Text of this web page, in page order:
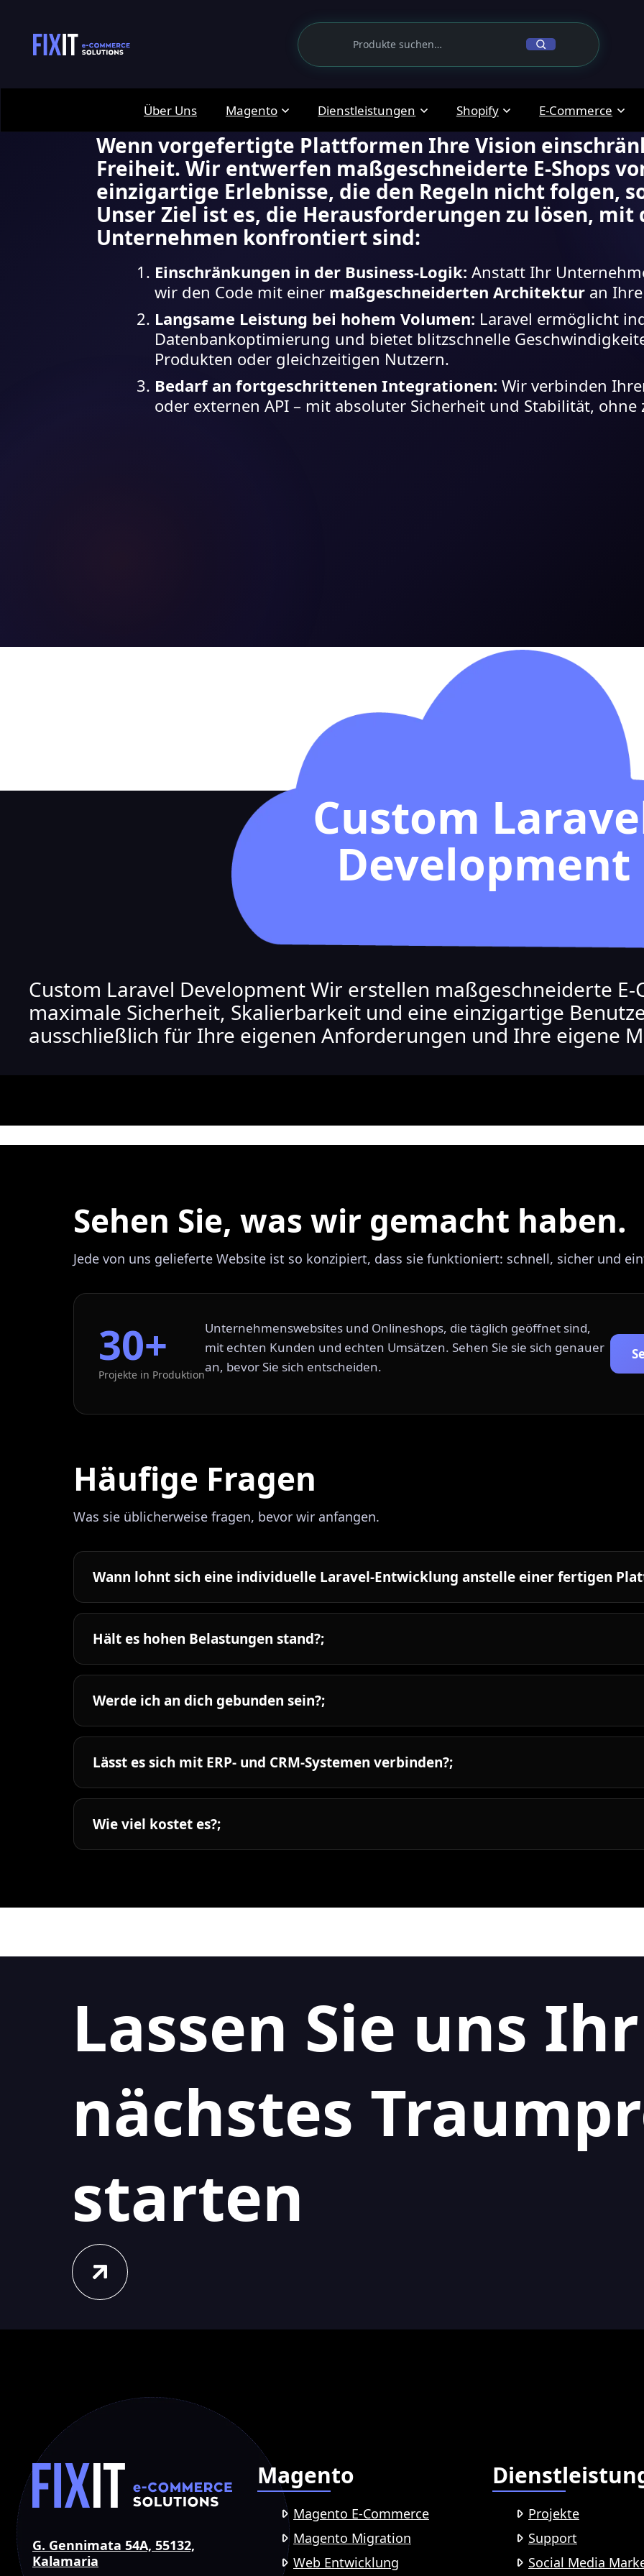
Über Uns Magento Dienstleistungen Shopify E-Commerce
Laravel
Wenn vorgefertigte Plattformen Ihre Vision
Freiheit. Wir entwerfen maßgeschneiderte E-Shops
einzigartige Erlebnisse, die den Regeln nicht folgen,
Unser Ziel ist es, die Herausforderungen zu lösen,
Unternehmen konfrontiert sind:
Einschränkungen in der Business-Logik: Anstatt Ihr
wir den Code mit einer maßgeschneiderten Architektur an
Langsame Leistung bei hohem Volumen: Laravel ermöglicht
Datenbankoptimierung und bietet blitzschnelle
Produkten oder gleichzeitigen Nutzern.
Bedarf an fortgeschrittenen Integrationen: Wir verbinden
oder externen API – mit absoluter Sicherheit und Stabilität,
Custom
Development
Custom Laravel Development Wir erstellen maßgeschneiderte
maximale Sicherheit, Skalierbarkeit und eine einzigartige
ausschließlich für Ihre eigenen Anforderungen und Ihre eigene
Sehen Sie, was wir gemacht haben.
Jede von uns gelieferte Website ist so konzipiert, dass sie funktioniert: schnell, sicher und
30+
Projekte in Produktion
Unternehmenswebsites und Onlineshops, die täglich geöffnet sind,
mit echten Kunden und echten Umsätzen. Sehen Sie sie sich genauer
an, bevor Sie sich entscheiden.
Häufige Fragen
Was sie üblicherweise fragen, bevor wir anfangen.
Wann lohnt sich eine individuelle Laravel-Entwicklung anstelle einer fertigen
Hält es hohen Belastungen stand?;
Werde ich an dich gebunden sein?;
Lässt es sich mit ERP- und CRM-Systemen verbinden?;
Wie viel kostet es?;
Lassen Sie uns Ihr
nächstes
starten
G. Gennimata 54A, 55132,
Kalamaria
Magento
Magento E-Commerce
Magento Migration
Web Entwicklung
Projekte
Support
Social Media